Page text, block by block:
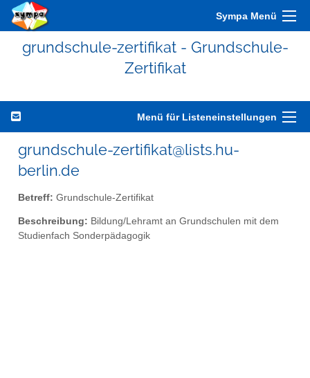
Sympa Menü
grundschule-zertifikat - Grundschule-
Zertifikat
Menü für Listeneinstellungen
grundschule-zertifikat@lists.hu-
berlin.de
Betreff: Grundschule-Zertifikat
Beschreibung: Bildung/Lehramt an Grundschulen mit dem
Studienfach Sonderpädagogik